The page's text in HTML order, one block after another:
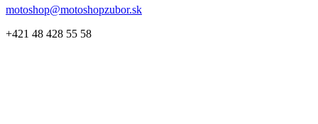
motoshop@motoshopzubor.sk
+421 48 428 55 58